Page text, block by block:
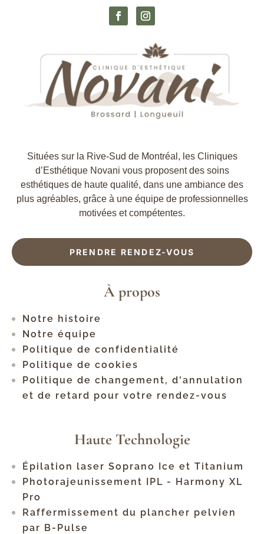
Situées sur la Rive-Sud de Montréal, les Cliniques
d’Esthétique Novani vous proposent des soins
esthétiques de haute qualité, dans une ambiance des
plus agréables, grâce à une équipe de professionnelles
motivées et compétentes.
PRENDRE RENDEZ-VOUS
À propos
Notre histoire
Notre équipe
Politique de confidentialité
Politique de cookies
Politique de changement, d'annulation
et de retard pour votre rendez-vous
Haute Technologie
Épilation laser Soprano Ice et Titanium
Photorajeunissement IPL - Harmony XL
Pro
Raffermissement du plancher pelvien
par B-Pulse